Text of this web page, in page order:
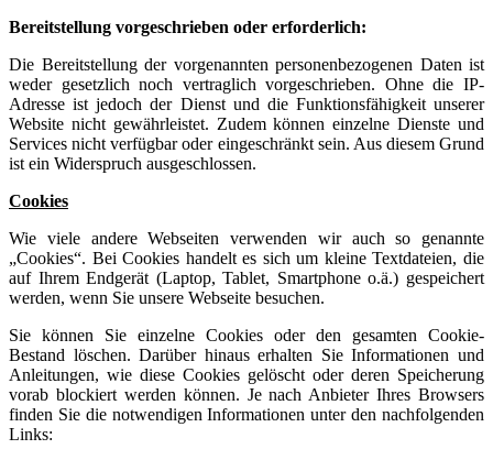
Bereitstellung vorgeschrieben oder erforderlich:
Die Bereitstellung der vorgenannten personenbezogenen Daten ist
weder gesetzlich noch vertraglich vorgeschrieben. Ohne die IP-
Adresse ist jedoch der Dienst und die Funktionsfähigkeit unserer
Website nicht gewährleistet. Zudem können einzelne Dienste und
Services nicht verfügbar oder eingeschränkt sein. Aus diesem Grund
ist ein Widerspruch ausgeschlossen.
Cookies
Wie viele andere Webseiten verwenden wir auch so genannte
„Cookies“. Bei Cookies handelt es sich um kleine Textdateien, die
auf Ihrem Endgerät (Laptop, Tablet, Smartphone o.ä.) gespeichert
werden, wenn Sie unsere Webseite besuchen.
Sie können Sie einzelne Cookies oder den gesamten Cookie-
Bestand löschen. Darüber hinaus erhalten Sie Informationen und
Anleitungen, wie diese Cookies gelöscht oder deren Speicherung
vorab blockiert werden können. Je nach Anbieter Ihres Browsers
finden Sie die notwendigen Informationen unter den nachfolgenden
Links: